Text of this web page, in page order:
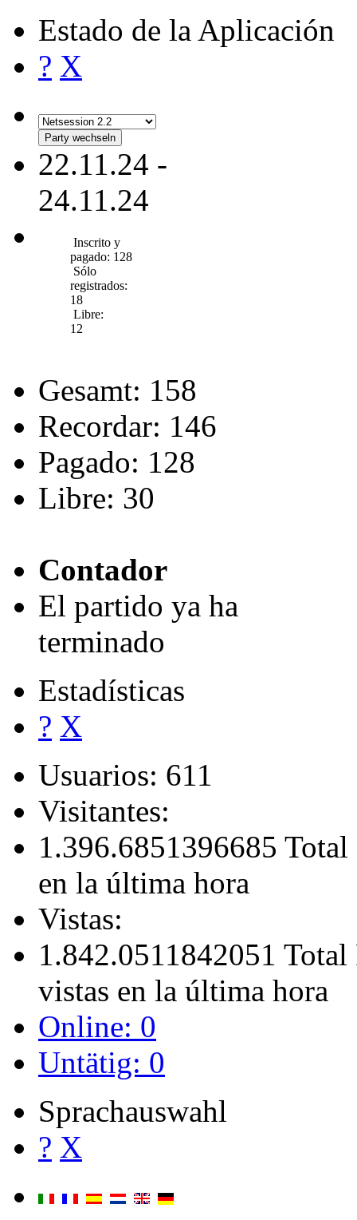
Estado de la Aplicación
? X
22.11.24 -
24.11.24
Inscrito y
pagado: 128
Sólo
registrados:
18
Libre:
12
Gesamt: 158
Recordar: 146
Pagado: 128
Libre: 30
Contador
El partido ya ha
terminado
Estadísticas
? X
Usuarios: 611
Visitantes:
1.396.6851396685
en la última hora
Vistas:
1.842.0511842051 Total
vistas en la última hora
Online: 0
Untätig: 0
Sprachauswahl
? X